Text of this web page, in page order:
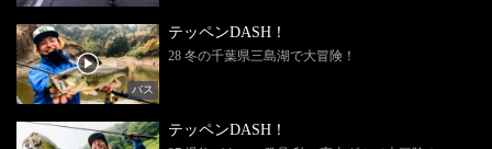
バス
テッペンDASH！
28 冬の千葉県三島湖で大冒険！
テッペンDASH！